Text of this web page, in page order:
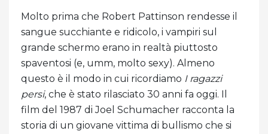
Molto prima che Robert Pattinson rendesse il
sangue succhiante e ridicolo, i vampiri sul
grande schermo erano in realtà piuttosto
spaventosi (e, umm, molto sexy). Almeno
questo è il modo in cui ricordiamo I ragazzi
persi, che è stato rilasciato 30 anni fa oggi. Il
film del 1987 di Joel Schumacher racconta la
storia di un giovane vittima di bullismo che si